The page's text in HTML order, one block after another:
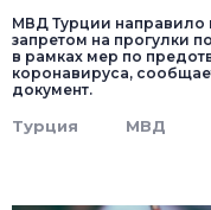
МВД Турции направило
запретом на прогулки
в рамках мер по
коронавируса,
документ.
Турция МВД